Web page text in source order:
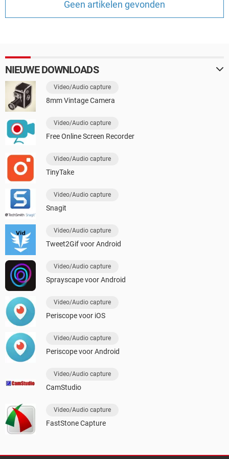
Geen artikelen gevonden
NIEUWE DOWNLOADS
Video/Audio capture
8mm Vintage Camera
Video/Audio capture
Free Online Screen Recorder
Video/Audio capture
TinyTake
Video/Audio capture
Snagit
Video/Audio capture
Tweet2Gif voor Android
Video/Audio capture
Sprayscape voor Android
Video/Audio capture
Periscope voor iOS
Video/Audio capture
Periscope voor Android
Video/Audio capture
CamStudio
Video/Audio capture
FastStone Capture